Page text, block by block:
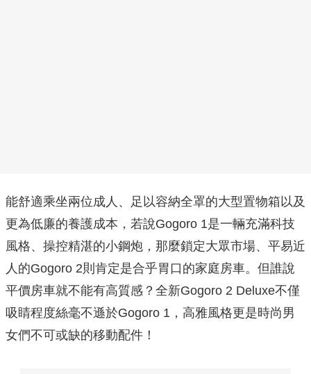
能舒適乘坐兩位成人、足以容納全罩的大型置物箱以及
更為低廉的養護成本，若說Gogoro 1是一輛充滿科技
風格、操控精湛的小鋼炮，那麼鎖定大眾市場、平易近
人的Gogoro 2則肯定是合乎胃口的家庭房車。但誰說
平價房車就不能有高質感？全新Gogoro 2 Deluxe不僅
吸睛程度絲毫不遜於Gogoro 1，高雅風格更是時尚男
女們不可或缺的移動配件！